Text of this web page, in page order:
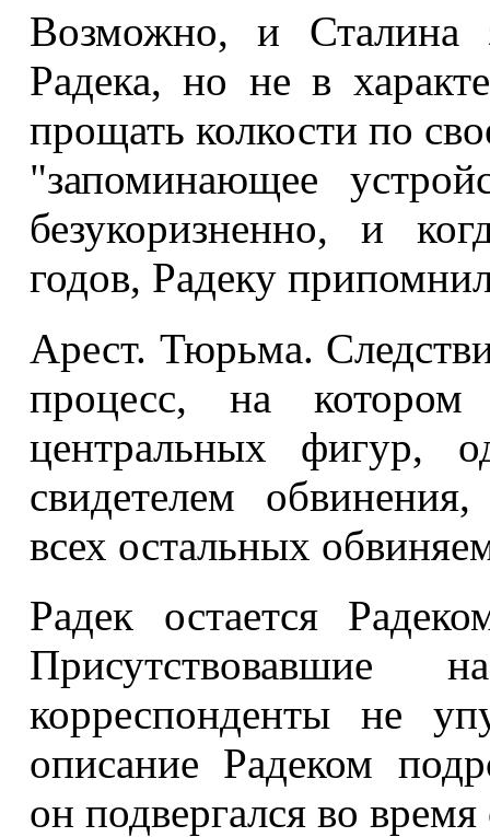
Возможно, и Сталина
Радека, но не в
прощать колкости по
"запоминающее
безукоризненно, и
годов, Радеку
Арест. Тюрьма.
процесс, на
центральных фигур,
свидетелем
всех остальных
Радек остается
Присутствовавшие
корреспонденты не
описание Радеком
он подвергался во время